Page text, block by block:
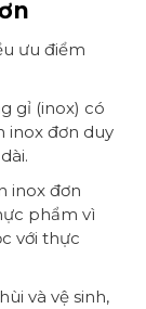
ưu điểm
gỉ (inox) có
inox đơn duy
inox đơn
phẩm vì
với thực
và vệ sinh,